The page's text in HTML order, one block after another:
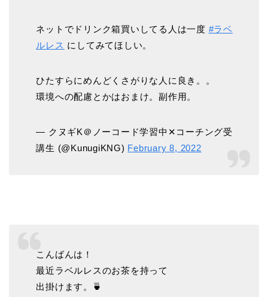
ネットでドリンク箱買いしてる人は一度 #ラベ
ルレス にしてみてほしい。
ひたすらにめんどくさがりな人に良き。。
環境への配慮とかはおまけ。副作用。
— クヌギK＠ノーコード学習中✕コーチング受
講生 (@KunugiKNG) February 8, 2022
こんばんは！
最近ラベルレスのお茶を持って
出掛けます。🍵